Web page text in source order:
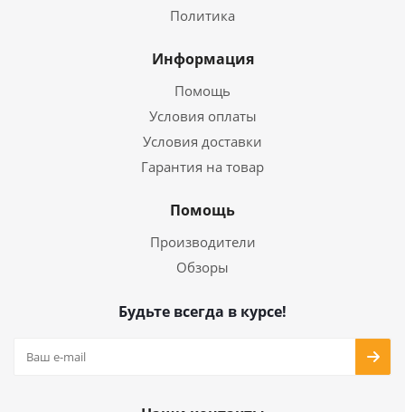
Политика
Информация
Помощь
Условия оплаты
Условия доставки
Гарантия на товар
Помощь
Производители
Обзоры
Будьте всегда в курсе!